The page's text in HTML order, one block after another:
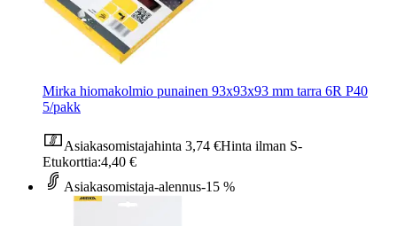
Mirka hiomakolmio punainen 93x93x93 mm tarra 6R P40
5/pakk
Asiakasomistajahinta 3,74 €Hinta ilman S-
Etukorttia:4,40 €
Asiakasomistaja-alennus-15 %